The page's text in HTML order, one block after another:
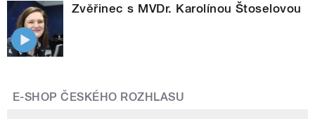
Zvěřinec s MVDr. Karolínou Štoselovou
E-SHOP ČESKÉHO ROZHLASU